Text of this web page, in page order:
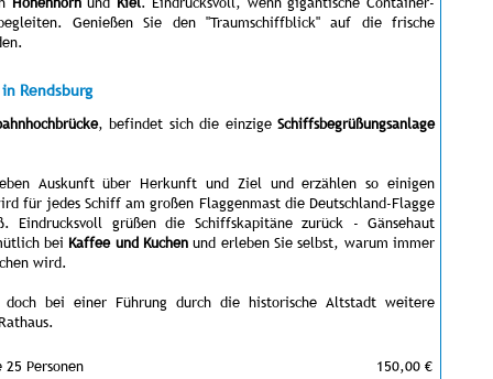
Genießen Sie den "Traumschiffblick" auf die frische
Rendsburg
, befindet sich die einzigeSchiffsbegrüßungsanlage
Auskunft über Herkunft und Ziel und erzählen so einigen
für jedes Schiff am großen Flaggenmast die Deutschland-Flagge
Eindrucksvoll grüßen die Schiffskapitäne zurück - Gänsehaut
bei Kaffee und Kuchen und erleben Sie selbst, warum immer
wird.
doch bei einer Führung durch die historische Altstadt weitere
Personen 150,00 €